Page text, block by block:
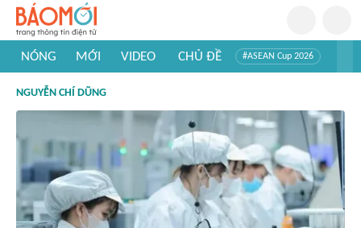
NÓNG MỚI VIDEO CHỦ ĐỀ #ASEAN Cup 2026
#Khám phá thế giới
NGUYỄN CHÍ DŨNG